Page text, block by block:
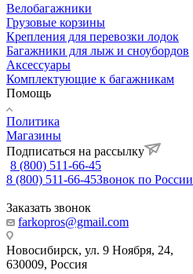
Велобагажники
Грузовые корзины
Крепления для перевозки лодок
Багажники для лыж и сноубордов
Аксессуары
Комплектующие к багажникам
Помощь
Политика
Магазины
Подписаться на рассылку
8 (800) 511-66-45
8 (800) 511-66-45Звонок по России
Заказать звонок
farkopros@gmail.com
Новосибирск, ул. 9 Ноября, 24,
630009, Россия